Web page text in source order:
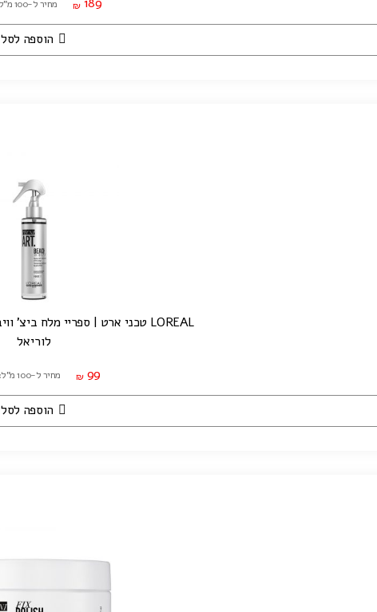
₪ מחיר ל-100 מ"ל: ₪37.80
הוספה לסל
LOREAL טכני ארט | ספריי מלח ביצ' וויבס לעיצוב שיער | 150 מ"ל
לוריאל
₪ 99 מחיר ל-100 מ"ל: ₪66.00
הוספה לסל